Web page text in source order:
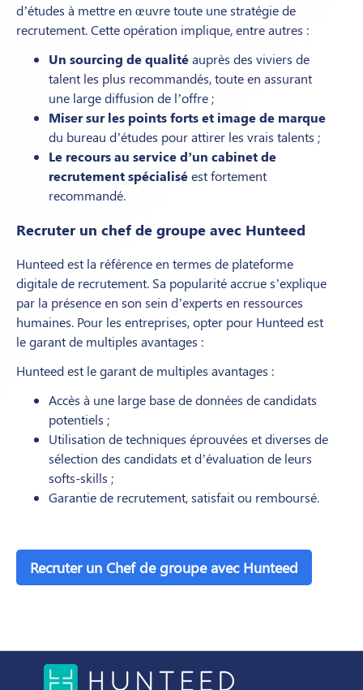
d’études à mettre en œuvre toute une stratégie de
recrutement. Cette opération implique, entre autres :
Un sourcing de qualitéauprès des viviers de
talent les plus recommandés, toute en assurant
une large diffusion de l’offre ;
Miser sur les points forts et image de marque
du bureau d’études pour attirer les vrais talents ;
Le recours au service d’un cabinet de
recrutement spécialiséest fortement
recommandé.
Recruter un chef de groupe avec Hunteed
Hunteed est la référence en termes de plateforme
digitale de recrutement. Sa popularité accrue s’explique
par la présence en son sein d’experts en ressources
humaines. Pour les entreprises, opter pour Hunteed est
le garant de multiples avantages :
Hunteed est le garant de multiples avantages :
Accès à une large base de données de candidats
potentiels ;
Utilisation de techniques éprouvées et diverses de
sélection des candidats et d’évaluation de leurs
softs-skills ;
Garantie de recrutement, satisfait ou remboursé.
Recruter un Chef de groupe avec Hunteed